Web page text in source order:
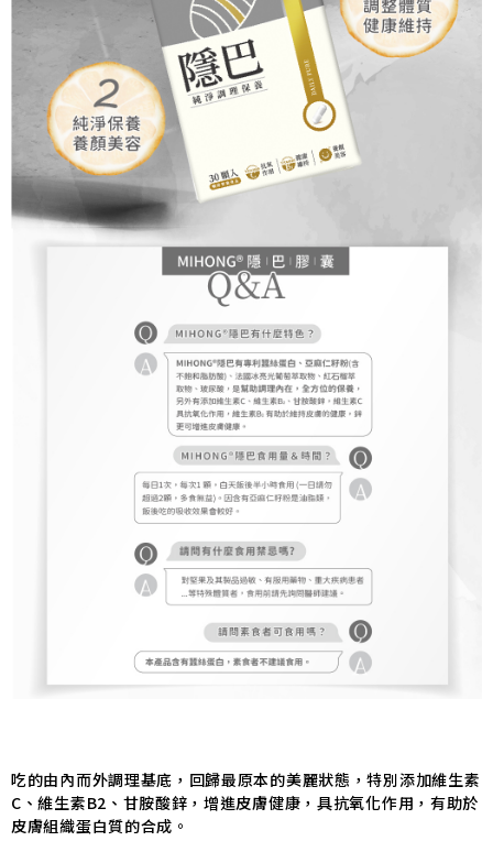
吃的由內而外調理基底，回歸最原本的美麗狀態，特別添加維生素
C、維生素B2、甘胺酸鋅，增進皮膚健康，具抗氧化作用，有助於
皮膚組織蛋白質的合成。